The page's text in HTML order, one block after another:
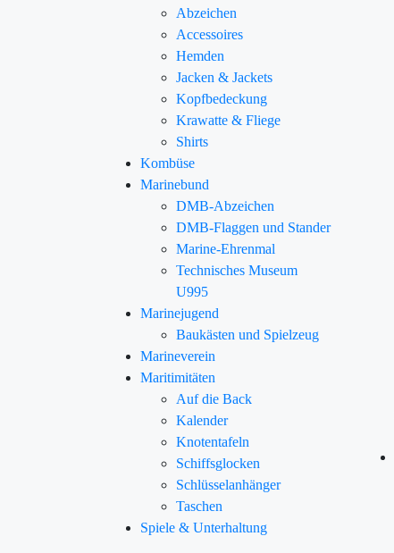
Abzeichen
Accessoires
Hemden
Jacken & Jackets
Kopfbedeckung
Krawatte & Fliege
Shirts
Kombüse
Marinebund
DMB-Abzeichen
DMB-Flaggen und Stander
Marine-Ehrenmal
Technisches Museum
U995
Marinejugend
Baukästen und Spielzeug
Marineverein
Maritimitäten
Auf die Back
Kalender
Knotentafeln
Schiffsglocken
Schlüsselanhänger
Taschen
Spiele & Unterhaltung